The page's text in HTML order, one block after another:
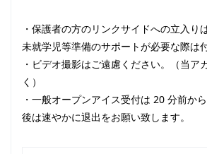
・保護者の方のリンクサイドへの立入り
未就学児等準備のサポートが必要な際は
・ビデオ撮影はご遠慮ください。（当ア
く）
・一般オープンアイス受付は 20 分前か
後は速やかに退出をお願い致します。